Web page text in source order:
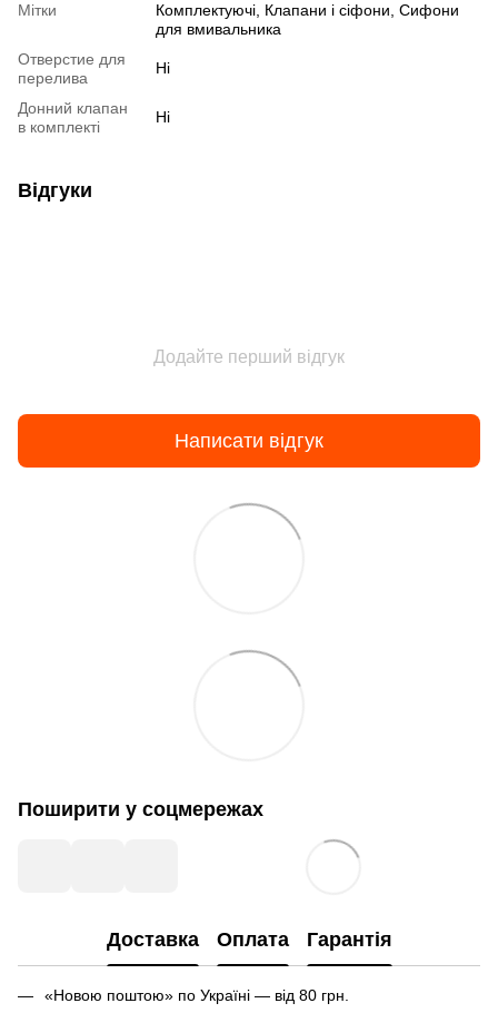
Мітки
Комплектуючі, Клапани і сіфони, Сифони
для вмивальника
Отверстие для
перелива
Ні
Донний клапан
в комплекті
Ні
Відгуки
Додайте перший відгук
Написати відгук
Поширити у соцмережах
Доставка Оплата Гарантія
«Новою поштою» по Україні — від 80 грн.